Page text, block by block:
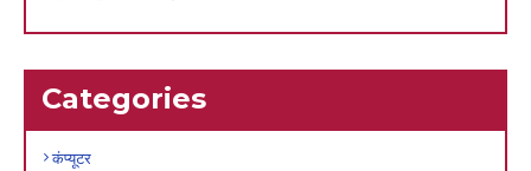
Categories
कंप्यूटर